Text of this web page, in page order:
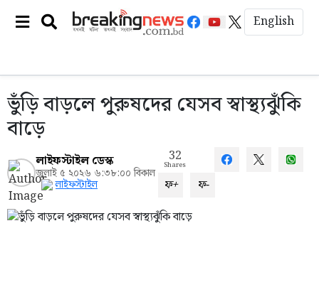
English
ভুঁড়ি বাড়লে পুরুষদের যেসব স্বাস্থ্যঝুঁকি
বাড়ে
লাইফস্টাইল ডেস্ক
জুলাই ৫ ২০২৬ ৬:৩৮:০০ বিকাল
লাইফস্টাইল
32
Shares
ফ+ ফ-